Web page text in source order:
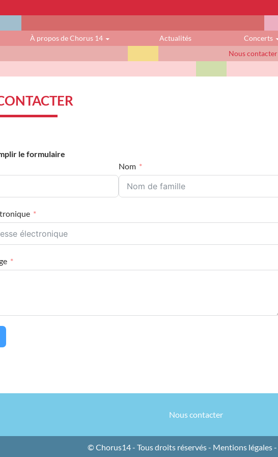
À propos de Chorus 14 Actualités Concerts
Nous contacter
le formulaire
Nom
Nous contacter
© Chorus14 - Tous droits réservés - Mentions légales-